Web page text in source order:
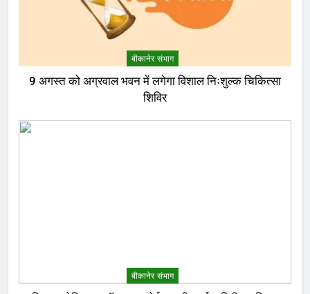
बीकानेर संभाग
9 अगस्त को अग्रवाल भवन में लगेगा विशाल निःशुल्क चिकित्सा
शिविर
बीकानेर संभाग